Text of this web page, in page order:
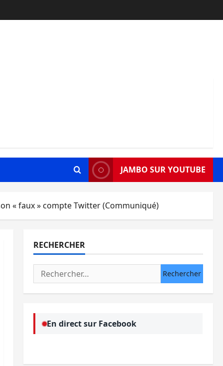
JAMBO SUR YOUTUBE
« faux » compte Twitter (Communiqué)
RECHERCHER
Rechercher :
En direct sur Facebook